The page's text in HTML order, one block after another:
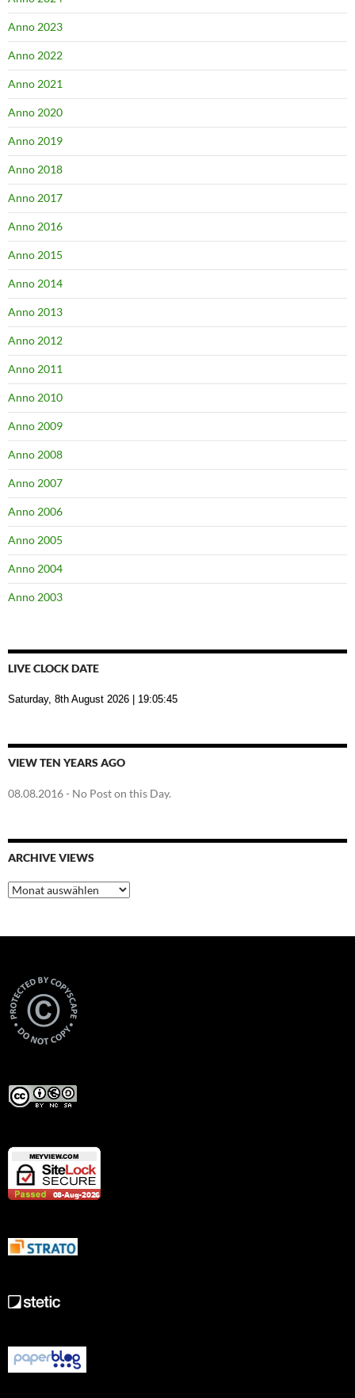
Anno 2023
Anno 2022
Anno 2021
Anno 2020
Anno 2019
Anno 2018
Anno 2017
Anno 2016
Anno 2015
Anno 2014
Anno 2013
Anno 2012
Anno 2011
Anno 2010
Anno 2009
Anno 2008
Anno 2007
Anno 2006
Anno 2005
Anno 2004
Anno 2003
LIVE CLOCK DATE
Saturday, 8th August 2026 | 19:05:46
VIEW TEN YEARS AGO
08.08.2016- No Post on this Day.
ARCHIVE VIEWS
Archive
Views